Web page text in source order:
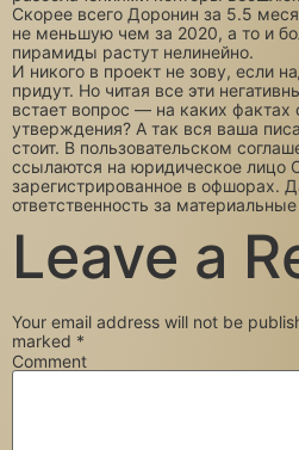
Скорее всего Доронин за 5.5
не меньшую чем за 2020, а то и
пирамиды растут нелинейно.
И никого в проект не зову, если
придут. Но читая все эти
встает вопрос — на каких
утверждения? А так вся ваша
стоит. В пользовательском
ссылаются на юридическое лицо
зарегистрированное в офшорах.
ответственность за
Leave a
Your email address will not be
marked *
Comment